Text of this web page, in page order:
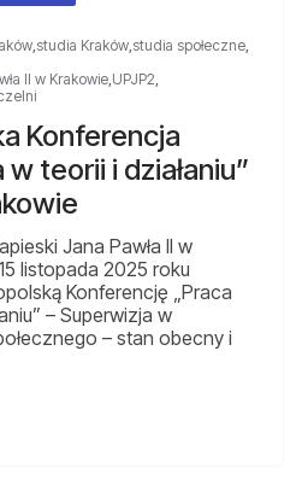
studia Kraków studia społeczne
II w Krakowie UPJP2
Konferencja
teorii i działaniu”
Jana Pawła II w
listopada 2025 roku
Konferencję „Praca
– Superwizja w
– stan obecny i